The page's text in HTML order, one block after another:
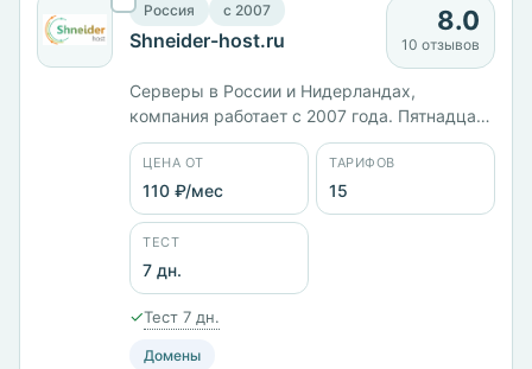
Россия c 2007
Shneider-host.ru
8.0
10 отзывов
Серверы в России и Нидерландах,
компания работает с 2007 года. Пятнадцать
тарифов от 110 ₽/мес: виртуальный хостинг,
VPS и выделенные машины. VPS на OpenVZ
идут от 264 ₽/мес за 1 ГБ памяти до 921 ₽/
мес за 4 ядра и 8 ГБ, конфигурация на KVM
с 4 ГБ стоит 1210 ₽/мес. Панели cPanel и
ISPmanager.
ЦЕНА ОТ
110 ₽/мес
ТАРИФОВ
15
ТЕСТ
7 дн.
✓Тест 7 дн.
Домены